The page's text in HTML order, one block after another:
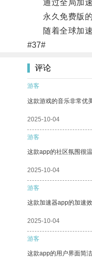
通过全局加速
永久免费版的
随着全球加速
#37#
评论
游客
这款游戏的音乐非常优
2025-10-04
游客
这款app的社区氛围很
2025-10-04
游客
这款加速器app的加速
2025-10-04
游客
这款app的用户界面简